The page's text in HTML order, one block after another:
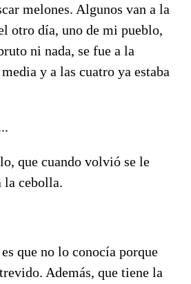
melones. Algunos van a la
otro día, uno de mi pueblo,
ni nada, se fue a la
y a las cuatro ya estaba
que cuando volvió se le
la cebolla.
que no lo conocía porque
Además, que tiene la